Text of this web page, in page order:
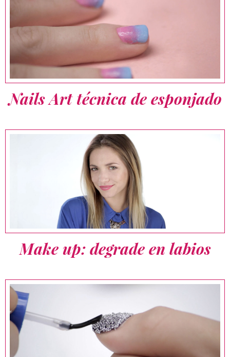
Nails Art técnica de esponjado
Make up: degrade en labios